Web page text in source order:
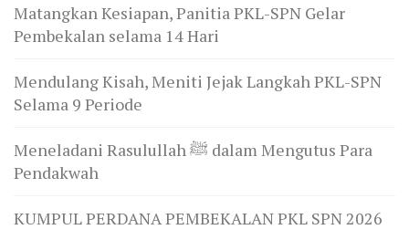
Matangkan Kesiapan, Panitia PKL-SPN Gelar
Pembekalan selama 14 Hari
Mendulang Kisah, Meniti Jejak Langkah PKL-SPN
Selama 9 Periode
Meneladani Rasulullah ﷺ dalam Mengutus Para
Pendakwah
KUMPUL PERDANA PEMBEKALAN PKL SPN 2026